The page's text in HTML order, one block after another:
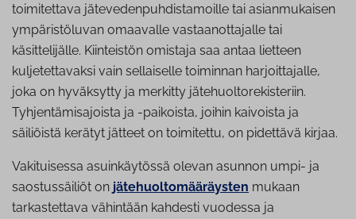
toimitettava jätevedenpuhdistamoille tai asianmukaisen
ympäristöluvan omaavalle vastaanottajalle tai
käsittelijälle. Kiinteistön omistaja saa antaa lietteen
kuljetettavaksi vain sellaiselle toiminnan harjoittajalle,
joka on hyväksytty ja merkitty jätehuoltorekisteriin.
Tyhjentämisajoista ja -paikoista, joihin kaivoista ja
säiliöistä kerätyt jätteet on toimitettu, on pidettävä kirjaa.
Vakituisessa asuinkäytössä olevan asunnon umpi- ja
saostussäiliöt on jätehuoltomääräysten mukaan
tarkastettava vähintään kahdesti vuodessa ja